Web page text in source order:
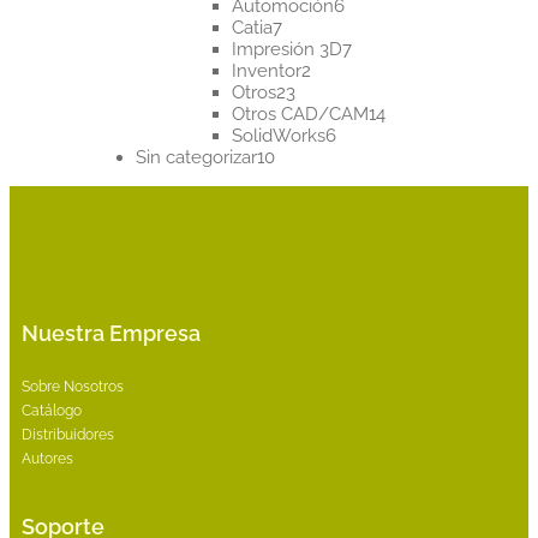
productos
Automoción66
Catia77
productos
Impresión 3D77
Inventor22
Otros2323
productos
Otros CAD/CAM1414
SolidWorks66
Sin categorizar1010
Nuestra Empresa
Sobre Nosotros
Catálogo
Distribuidores
Autores
Soporte